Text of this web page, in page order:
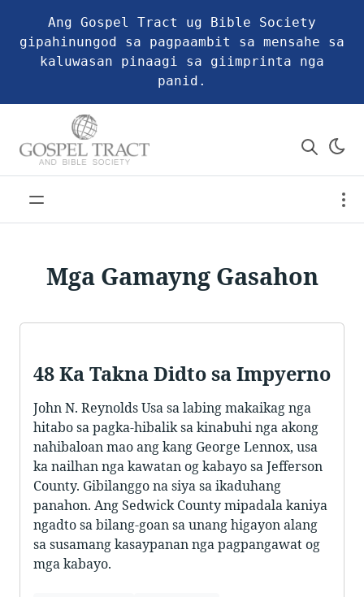
Ang Gospel Tract ug Bible Society
gipahinungod sa pagpaambit sa mensahe sa
kaluwasan pinaagi sa giimprinta nga
panid.
Mga Gamayng Gasahon
48 Ka Takna Didto sa Impyerno
John N. Reynolds Usa sa labing makaikag nga
hitabo sa pagka-hibalik sa kinabuhi nga akong
nahibaloan mao ang kang George Lennox, usa
ka nailhan nga kawatan og kabayo sa Jefferson
County. Gibilanggo na siya sa ikaduhang
panahon. Ang Sedwick County mipadala kaniya
ngadto sa bilang-goan sa unang higayon alang
sa susamang kasaypanan nga pagpangawat og
mga kabayo.